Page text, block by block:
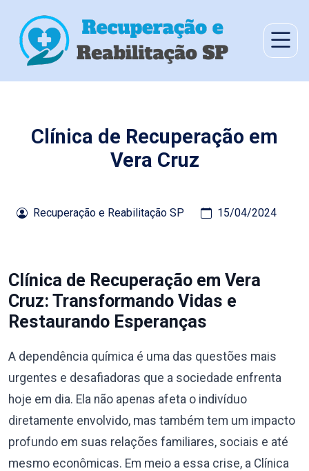
Clínica de Recuperação em
Vera Cruz
Recuperação e Reabilitação SP 15/04/2024
Clínica de Recuperação em Vera
Cruz: Transformando Vidas e
Restaurando Esperanças
A dependência química é uma das questões mais
urgentes e desafiadoras que a sociedade enfrenta
hoje em dia. Ela não apenas afeta o indivíduo
diretamente envolvido, mas também tem um impacto
profundo em suas relações familiares, sociais e até
mesmo econômicas. Em meio a essa crise, a Clínica